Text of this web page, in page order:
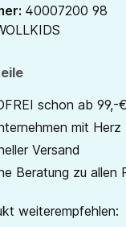
40007200 98
schon ab 99,-
mit Herz
Versand
Beratung zu allen
weiterempfehlen: